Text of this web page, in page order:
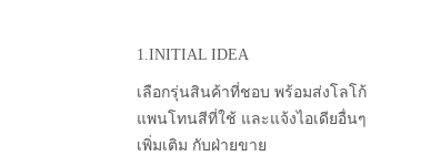
1.INITIAL IDEA
เลือกรุ่นสินค้าที่ชอบ พร้อมส่งโลโก้
แพนโทนสีที่ใช้ และแจ้งไอเดียอื่นๆ
เพิ่มเติม กับฝ่ายขาย